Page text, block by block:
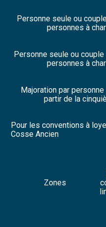
Personne seule ou
personnes à
Personne seule ou couple
personnes à
Majoration par personne
partir de la
Pour les conventions à
Cosse Ancien
Zones